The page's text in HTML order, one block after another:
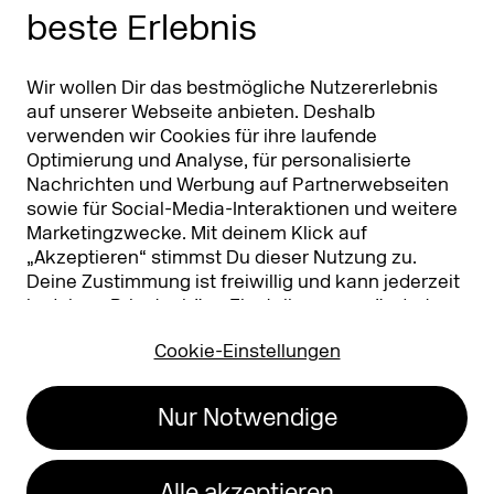
beste Erlebnis
Wir wollen Dir das bestmögliche Nutzererlebnis
auf unserer Webseite anbieten. Deshalb
verwenden wir Cookies für ihre laufende
Optimierung und Analyse, für personalisierte
Nachrichten und Werbung auf Partnerwebseiten
sowie für Social-Media-Interaktionen und weitere
Marketingzwecke. Mit deinem Klick auf
„Akzeptieren“ stimmst Du dieser Nutzung zu.
Deine Zustimmung ist freiwillig und kann jederzeit
in deinen Privatsphäre-Einstellungen
geändert
Nutzung findest Du in unserer
Cookie-Einstellungen
Nur Notwendige
Partner
Partner & Sponsoren DMEXCO Asia
Koelnmesse GmbH
T. +49 221 821 2020
Datenschutz
Erklärung zur
Barrierefreiheit